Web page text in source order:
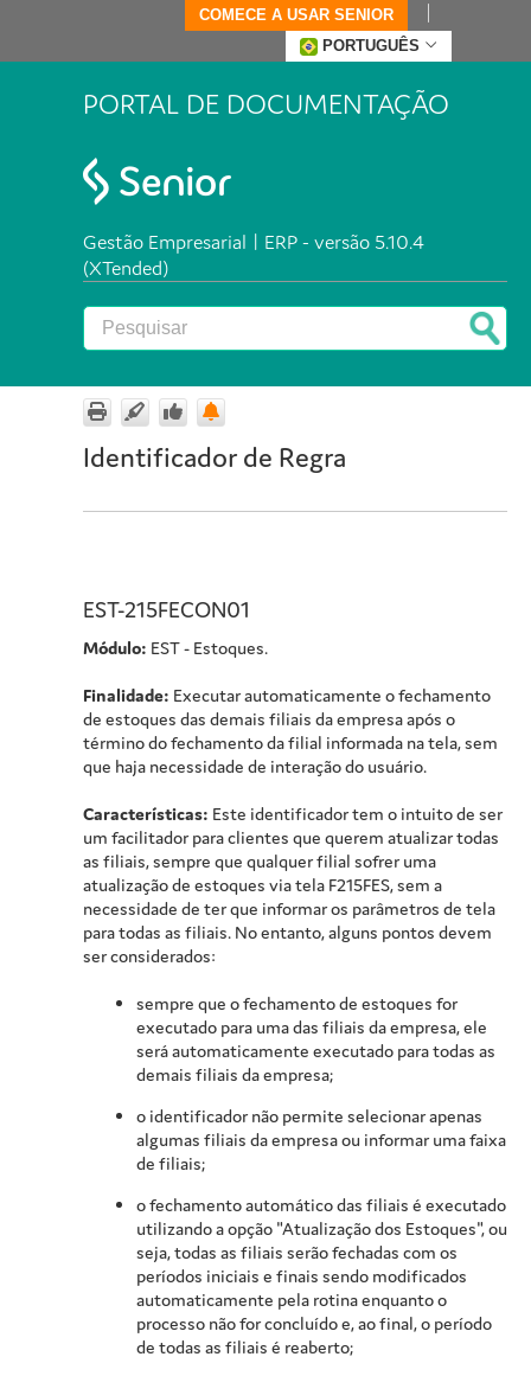
COMECE A USAR SENIOR
PORTUGUÊS
PORTAL DE DOCUMENTAÇÃO
Gestão Empresarial | ERP - versão 5.10.4
(XTended)
Identificador de Regra
EST-215FECON01
Módulo: EST - Estoques.
Finalidade: Executar automaticamente o fechamento
de estoques das demais filiais da empresa após o
término do fechamento da filial informada na tela, sem
que haja necessidade de interação do usuário.
Características: Este identificador tem o intuito de ser
um facilitador para clientes que querem atualizar todas
as filiais, sempre que qualquer filial sofrer uma
atualização de estoques via tela F215FES, sem a
necessidade de ter que informar os parâmetros de tela
para todas as filiais. No entanto, alguns pontos devem
ser considerados:
sempre que o fechamento de estoques for
executado para uma das filiais da empresa, ele
será automaticamente executado para todas as
demais filiais da empresa;
o identificador não permite selecionar apenas
algumas filiais da empresa ou informar uma faixa
de filiais;
o fechamento automático das filiais é executado
utilizando a opção "Atualização dos Estoques", ou
seja, todas as filiais serão fechadas com os
períodos iniciais e finais sendo modificados
automaticamente pela rotina enquanto o
processo não for concluído e, ao final, o período
de todas as filiais é reaberto;